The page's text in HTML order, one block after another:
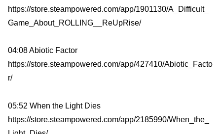
https://store.steampowered.com/app/1901130/A_Difficult_
Game_About_ROLLING__ReUpRise/
04:08 Abiotic Factor
https://store.steampowered.com/app/427410/Abiotic_Facto
r/
05:52 When the Light Dies
https://store.steampowered.com/app/2185990/When_the_